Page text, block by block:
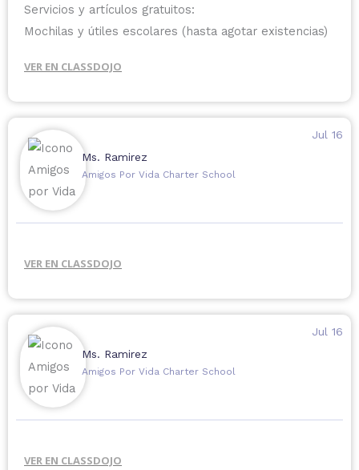
Servicios y artículos gratuitos:
Mochilas y útiles escolares (hasta agotar existencias)
Exámenes médicos
Actividades familiares y obsequios
VER EN CLASSDOJO
Ms. Ramirez
Jul 16
Amigos Por Vida Charter School
VER EN CLASSDOJO
Ms. Ramirez
Jul 16
Amigos Por Vida Charter School
VER EN CLASSDOJO